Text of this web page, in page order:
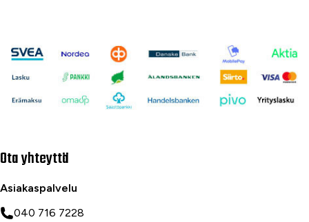
Ota yhteyttä
Asiakaspalvelu
040 716 7228